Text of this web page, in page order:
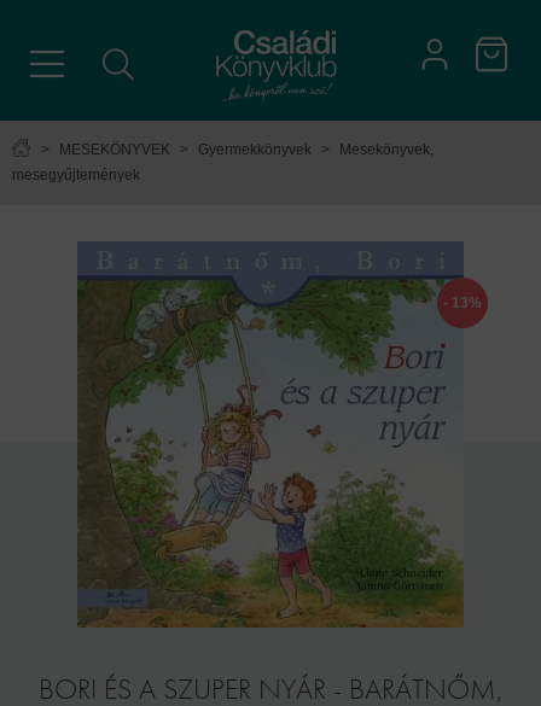
> MESEKÖNYVEK > Gyermekkönyvek >
Mesekönyvek,
mesegyűjtemények
- 13%
BORI ÉS A SZUPER NYÁR - BARÁTNŐM,